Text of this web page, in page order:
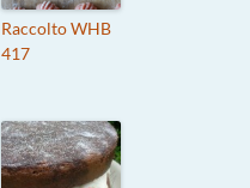
Raccolto WHB
417